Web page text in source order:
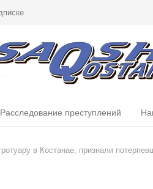
Расследование преступлений
в Костанае, признали